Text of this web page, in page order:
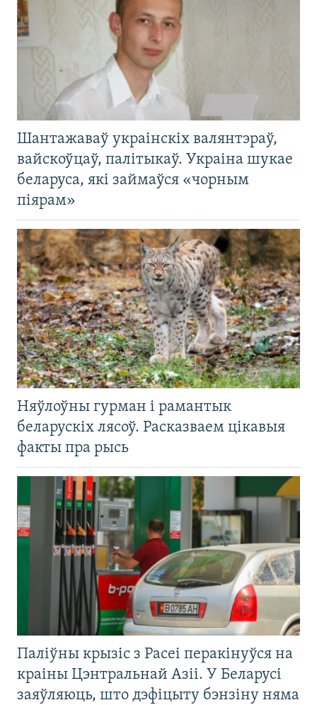
Шантажаваў украінскіх валянтэраў,
вайскоўцаў, палітыкаў. Украіна шукае
беларуса, які займаўся «чорным
піярам»
Няўлоўны гурман і рамантык
беларускіх лясоў. Расказваем цікавыя
факты пра рысь
Паліўны крызіс з Расеі перакінуўся на
краіны Цэнтральнай Азіі. У Беларусі
заяўляюць, што дэфіцыту бэнзіну няма